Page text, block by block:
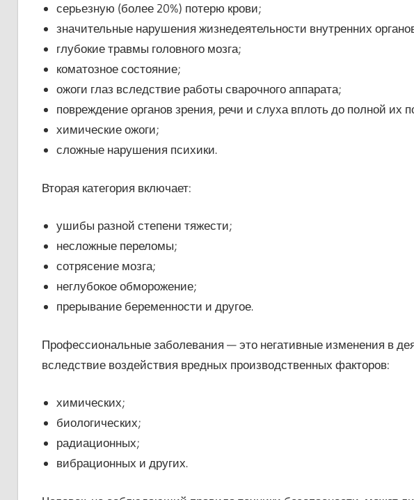
серьезную (более 20%) потерю крови;
значительные нарушения жизнедеятельности внутренних
глубокие травмы головного мозга;
коматозное состояние;
ожоги глаз вследствие работы сварочного аппарата;
повреждение органов зрения, речи и слуха вплоть до полной их
химические ожоги;
сложные нарушения психики.
Вторая категория включает:
ушибы разной степени тяжести;
несложные переломы;
сотрясение мозга;
неглубокое обморожение;
прерывание беременности и другое.
Профессиональные заболевания — это негативные изменения в
вследствие воздействия вредных производственных факторов:
химических;
биологических;
радиационных;
вибрационных и других.